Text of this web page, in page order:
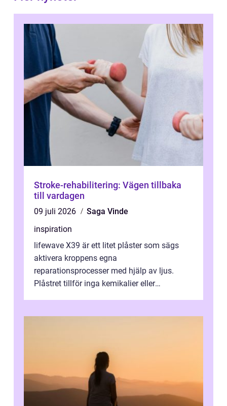
Stroke-rehabilitering: Vägen tillbaka
till vardagen
09 juli 2026
Saga Vinde
inspiration
lifewave X39 är ett litet plåster som sägs
aktivera kroppens egna
reparationsprocesser med hjälp av ljus.
Plåstret tillför inga kemikalier eller